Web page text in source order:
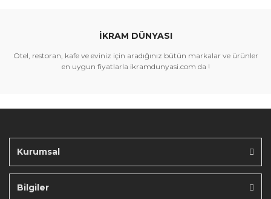
Yorum Yaz
Ürün açıklamasında eksik bilgiler bulunuyor.
İKRAM DÜNYASI
Otel, restoran, kafe ve eviniz için aradığınız bütün markalar ve ürünler
en uygun fiyatlarla ikramdunyasi.com da !
Kurumsal
Bilgiler